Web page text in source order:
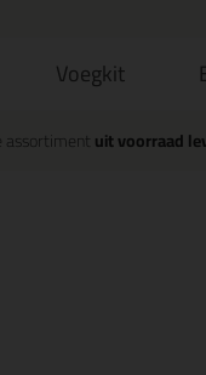
Voegkit
assortiment uit voorraad